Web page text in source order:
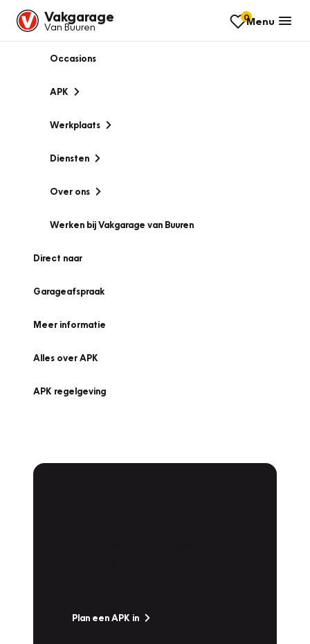
Vakgarage
Van Buuren
0Menu
Occasions
APK
Werkplaats
Diensten
Over ons
Werken bij Vakgarage van Buuren
Direct naar
Garageafspraak
Meer informatie
Alles over APK
APK regelgeving
Plan een APK in